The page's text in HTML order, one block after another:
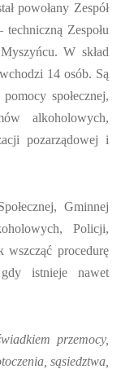
powołany Zespół
Zespołu
W skład
14 osób. Są
społecznej,
alkoholowych,
pozarządowej i
Gminnej
Policji,
procedurę
istnieje nawet
przemocy,
sąsiedztwa,